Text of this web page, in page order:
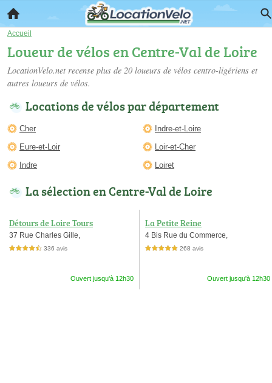
Accueil
Loueur de vélos en Centre-Val de Loire
LocationVelo.net recense plus de 20 loueurs de vélos centro-ligériens et
autres loueurs de vélos.
Locations de vélos par département
Cher
Eure-et-Loir
Indre
Indre-et-Loire
Loir-et-Cher
Loiret
La sélection en Centre-Val de Loire
Détours de Loire Tours
37 Rue Charles Gille,
4,5 étoiles sur 5 336 avis
Ouvert jusqu'à 12h30
La Petite Reine
4 Bis Rue du Commerce,
5,0 étoiles sur 5 268 avis
Ouvert jusqu'à 12h30